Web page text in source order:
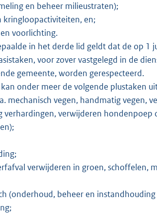
en beheer milieustraten);
kringloopactiviteiten, en;
voorlichting.
in het derde lid geldt dat de op 1
voor zover vastgelegd in de
gemeente, worden gerespecteerd.
onder meer de volgende plustaken
mechanisch vegen, handmatig vegen,
verhardingen, verwijderen hondenpoep
verwijderen in groen, schoffelen,
(onderhoud, beheer en